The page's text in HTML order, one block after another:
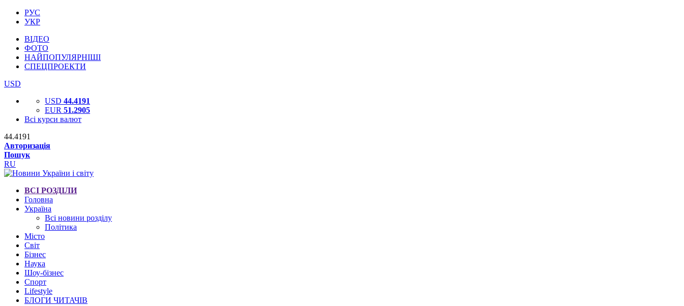
РУС
УКР
ВІДЕО
ФОТО
НАЙПОПУЛЯРНІШІ
СПЕЦПРОЕКТИ
USD
USD 44.4191
EUR 51.2905
Всі курси валют
44.4191
Авторизація
Пошук
RU
ВСІ РОЗДІЛИ
Головна
Україна
Всі новини розділу
Політика
Місто
Світ
Бізнес
Наука
Шоу-бізнес
Спорт
Lifestyle
БЛОГИ ЧИТАЧІВ